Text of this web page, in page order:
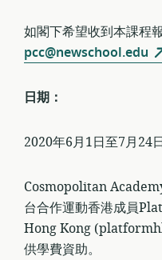
如閣下希望收到本課程
pcc@newschool.edu
日期：
2020年6月1日至7月24
Cosmopolitan
台合作運動香港成員
Hong Kong
供學費資助。